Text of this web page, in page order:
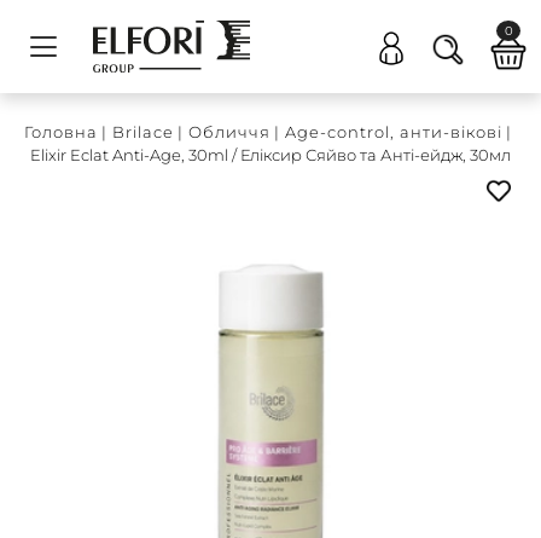
0
Головна | Brilace | Обличчя | Age-control, анти-вікові |
Elixir Eclat Anti-Age, 30ml / Еліксир Сяйво та Анті-ейдж, 30мл